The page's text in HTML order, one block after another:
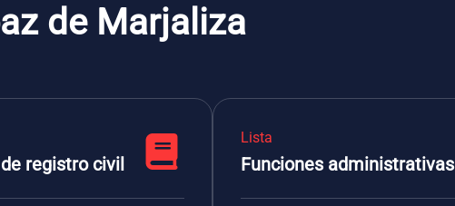
de Marjaliza
registro civil
Lista
Funciones administrativas